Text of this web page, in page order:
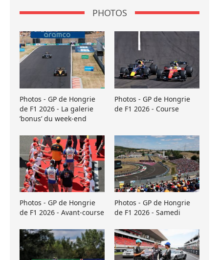
PHOTOS
Photos - GP de Hongrie
de F1 2026 - La galerie
’bonus’ du week-end
Photos - GP de Hongrie
de F1 2026 - Course
Photos - GP de Hongrie
de F1 2026 - Avant-course
Photos - GP de Hongrie
de F1 2026 - Samedi